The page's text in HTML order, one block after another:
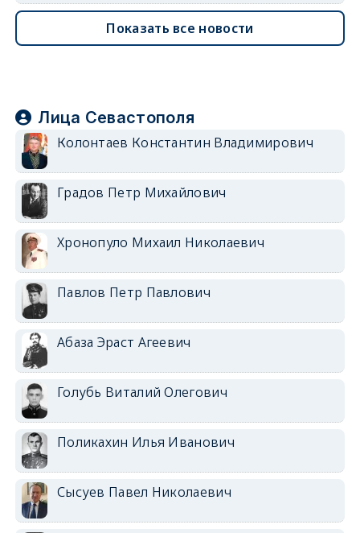
Показать все новости
Лица Севастополя
Колонтаев Константин Владимирович
Градов Петр Михайлович
Хронопуло Михаил Николаевич
Павлов Петр Павлович
Абаза Эраст Агеевич
Голубь Виталий Олегович
Поликахин Илья Иванович
Сысуев Павел Николаевич